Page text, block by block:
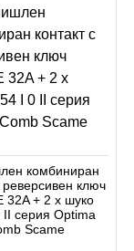
комбиниран
реверсивен ключ
32A + 2 х шуко
II серия Optima
Scame